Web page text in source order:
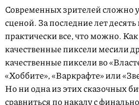
Современных зрителей сложно
сценой. За последние лет
практически все, что можно.
качественные пиксели месили
качественные пиксели во
«Хоббите», «Варкрафте» или
Но ни одна из этих сказочных
сравниться по накалу с